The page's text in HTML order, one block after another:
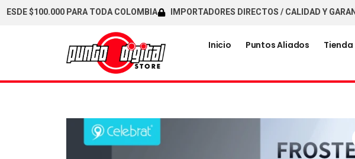
$100.000 PARA TODA COLOMBIA IMPORTADORES DIRECTOS / CALIDAD Y GARANTÍA
Inicio Puntos Aliados Tienda